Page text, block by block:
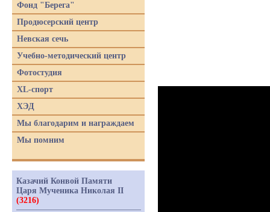
Фонд "Берега"
Продюсерский центр
Невская сечь
Учебно-методический центр
Фотостудия
XL-спорт
ХЭД
Мы благодарим и награждаем
Мы помним
Казачий Конвой Памяти
Царя Мученика Николая II
(3216)